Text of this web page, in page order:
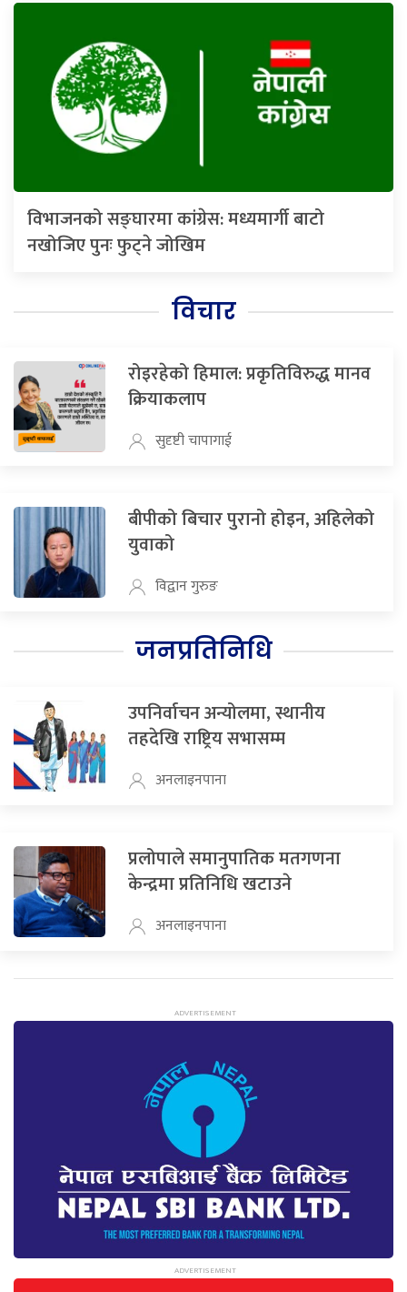
विभाजनको सङ्घारमा कांग्रेस: मध्यमार्गी बाटो
नखोजिए पुनः फुट्ने जोखिम
विचार
रोइरहेको हिमाल: प्रकृतिविरुद्ध मानव
क्रियाकलाप
सुदृष्टी चापागाई
बीपीको बिचार पुरानो होइन, अहिलेको
युवाको
विद्वान गुरुङ
जनप्रतिनिधि
उपनिर्वाचन अन्योलमा, स्थानीय
तहदेखि राष्ट्रिय सभासम्म
अनलाइनपाना
प्रलोपाले समानुपातिक मतगणना
केन्द्रमा प्रतिनिधि खटाउने
अनलाइनपाना